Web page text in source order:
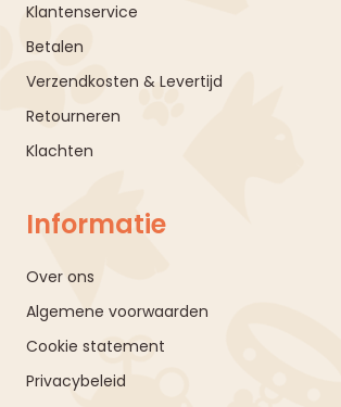
Klantenservice
Betalen
Verzendkosten & Levertijd
Retourneren
Klachten
Informatie
Over ons
Algemene voorwaarden
Cookie statement
Privacybeleid